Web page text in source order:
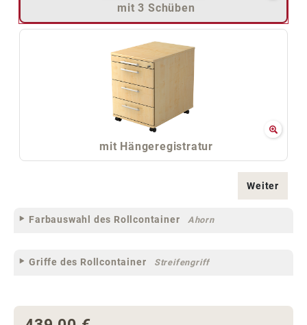
mit 3 Schüben
mit Hängeregistratur
Weiter
Farbauswahl des Rollcontainer Ahorn
Griffe des Rollcontainer Streifengriff